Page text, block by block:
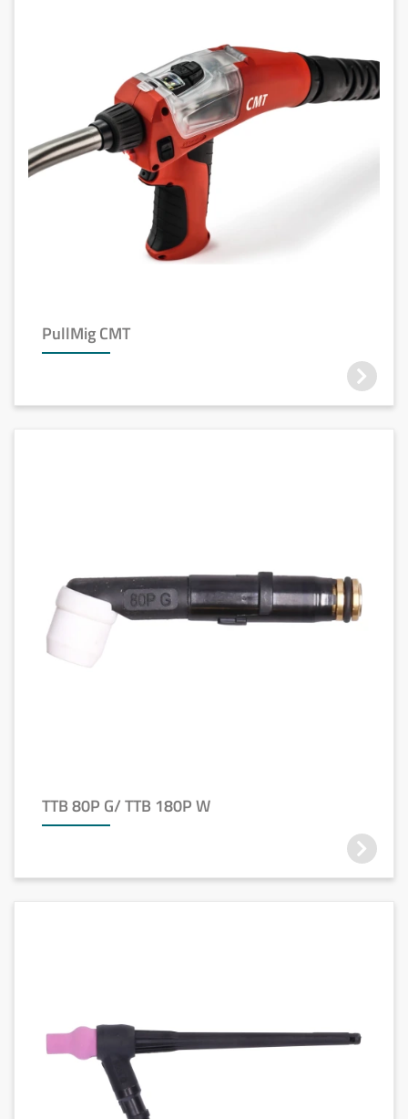
PullMig CMT
TTB 80P G/ TTB 180P W